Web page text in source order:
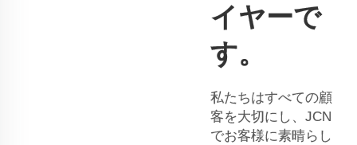
イヤーで
す。
私たちはすべての顧
客を大切にし、JCN
でお客様に素晴らし